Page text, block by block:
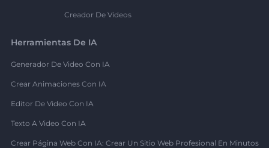
Creador De Videos
Herramientas De IA
Generador De Video Con IA
Crear Animaciones Con IA
Editor De Video Con IA
Texto A Video Con IA
Crear Página Web Con IA: Crear Un Sitio Web Profesional En Minutos